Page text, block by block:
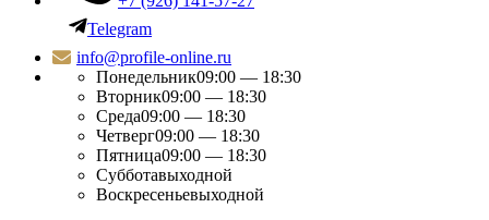
Telegram
info@profile-online.ru
Понедельник09:00 — 18:30
Вторник09:00 — 18:30
Среда09:00 — 18:30
Четверг09:00 — 18:30
Пятница09:00 — 18:30
Субботавыходной
Воскресеньевыходной